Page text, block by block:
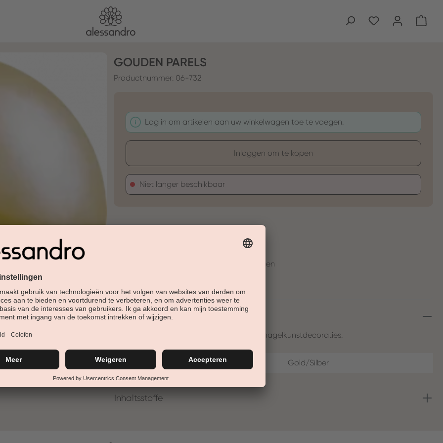
GOUDEN PARELS
Productnummer: 06-732
Log in om artikelen aan uw winkelwagen toe te voegen.
Inloggen om te kopen
Niet langer beschikbaar
Jetzt shoppen - bezahlen in 30 Tagen
Beschreibung
Mini metalen parels, gouden kleuren voor nagelkunstdecoraties.
Farb-Cluster: Gold/Silber
Inhaltsstoffe